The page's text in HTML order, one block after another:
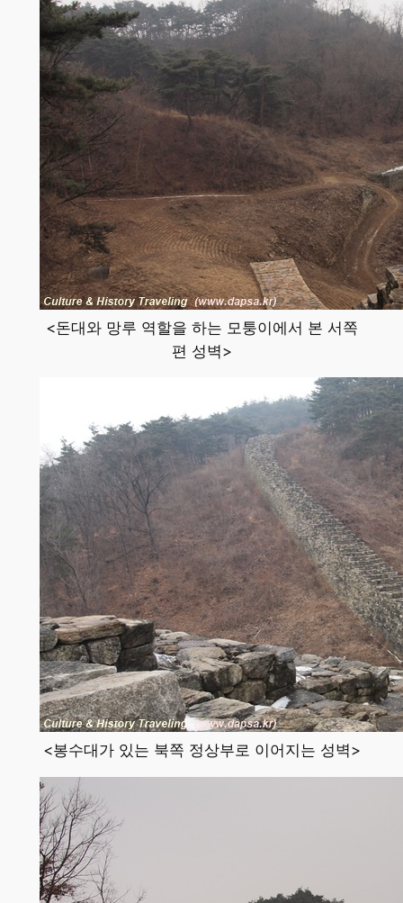
<돈대와 망루 역할을 하는 모퉁이에서 본 서쪽
편 성벽>
<봉수대가 있는 북쪽 정상부로 이어지는 성벽>